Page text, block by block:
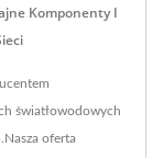
Komponenty I
światłowodowych
oferta